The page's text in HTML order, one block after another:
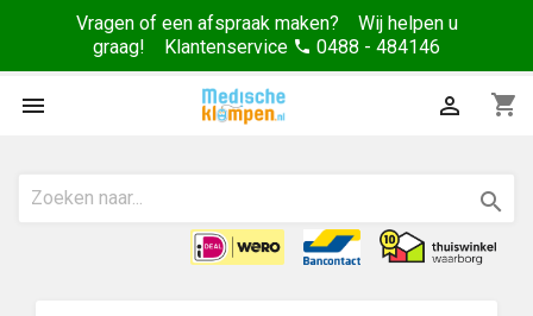
Vragen of een afspraak maken? Wij helpen u
graag! Klantenservice phone 0488 - 484146
 shopping_cart

